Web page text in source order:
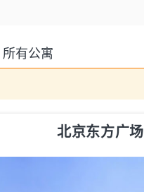
所有公寓
北京东方广